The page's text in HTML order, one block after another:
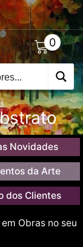
0
Novidades
da Arte
dos Clientes
Obras no seu